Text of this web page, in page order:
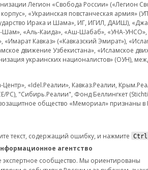
Легион «Свобода России» («Легион
«Украинская повстанческая армия»
Ирака и Шама», ИГ, ИГИЛ, ДАИШ),
Шам», «Аль-Каида», «Аш-Шабаб», «УНА-УНСО»,
«Имарат Кавказ» («Кавказский Эмират»),
движение Узбекистана», «Исламское
украинских националистов» (ОУН),
Центр», «Idel.Реалии», Кавказ.Реалии,
PC), "Сибирь.Реалии", Фонд Беллингкет
общество «Мемориал» признаны в
текст, содержащий ошибку, и нажмите Ctrl
агентство
сообщество. Мы ориентированы